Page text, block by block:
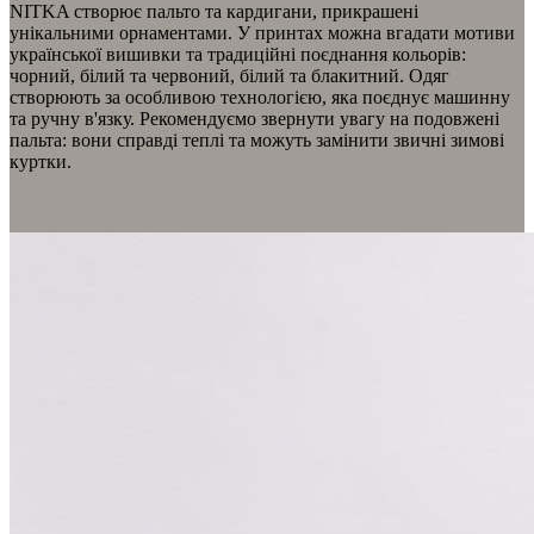
NITKA створює пальто та кардигани, прикрашені
унікальними орнаментами. У принтах можна вгадати мотиви
української вишивки та традиційні поєднання кольорів:
чорний, білий та червоний, білий та блакитний. Одяг
створюють за особливою технологією, яка поєднує машинну
та ручну в'язку. Рекомендуємо звернути увагу на подовжені
пальта: вони справді теплі та можуть замінити звичні зимові
куртки.